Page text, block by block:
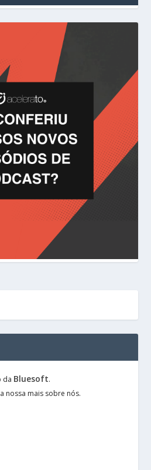
da Bluesoft.
nossa mais sobre nós.